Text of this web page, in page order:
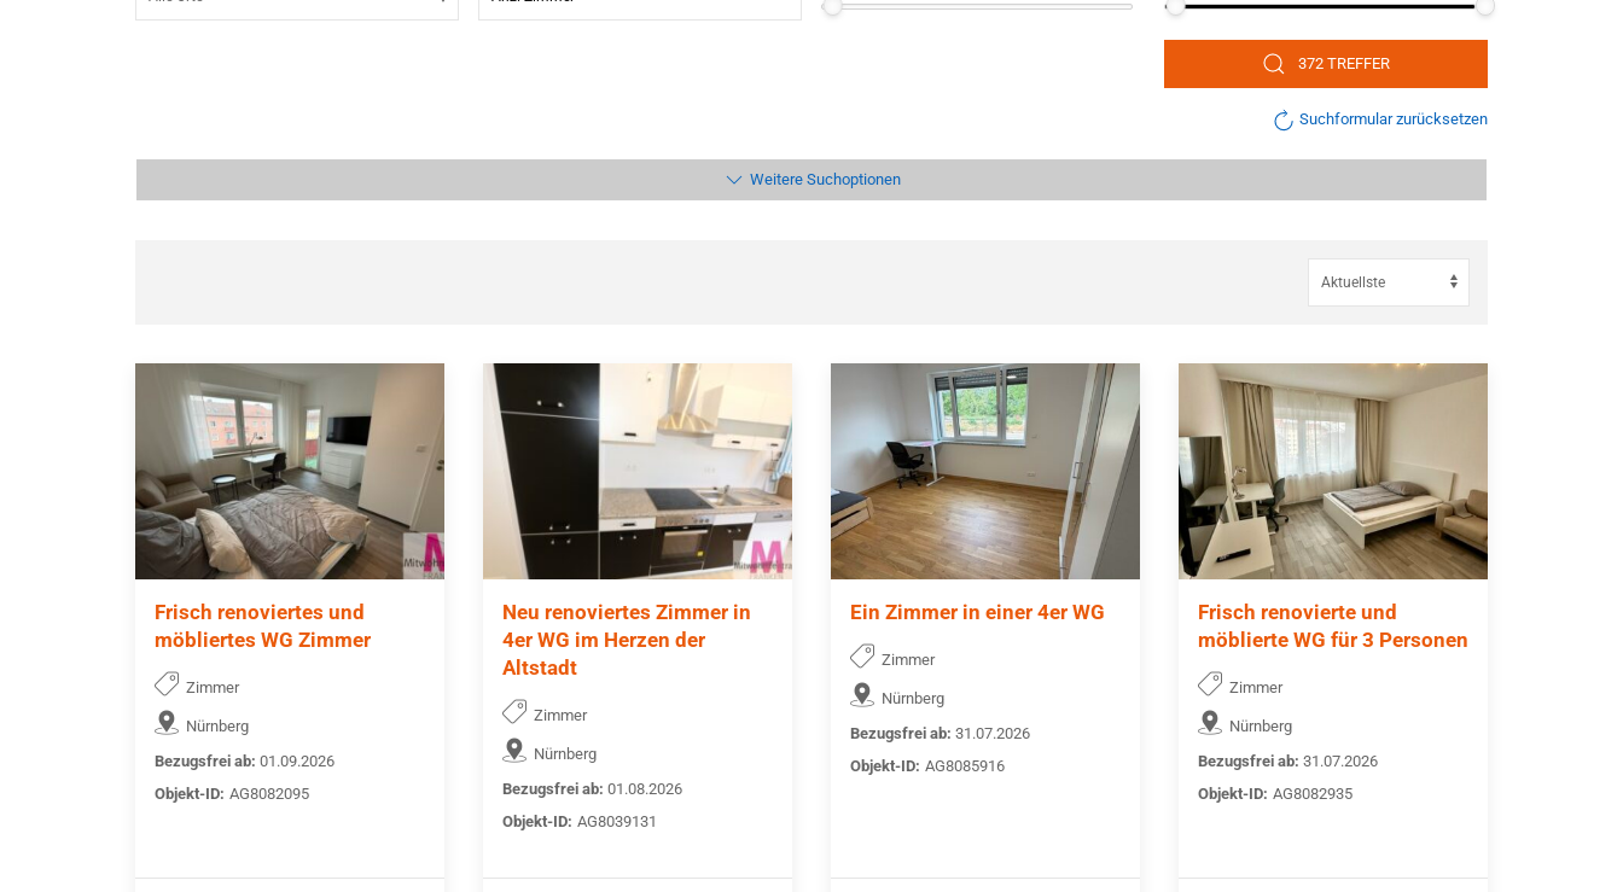
372 TREFFER
Suchformular zurücksetzen
Weitere Suchoptionen
Frisch renoviertes und
möbliertes WG Zimmer
Zimmer
Nürnberg
Bezugsfrei ab: 01.09.2026
Objekt-ID: AG8082095
Neu renoviertes Zimmer in
4er WG im Herzen der
Altstadt
Zimmer
Nürnberg
Bezugsfrei ab: 01.08.2026
Objekt-ID: AG8039131
Ein Zimmer in einer 4er WG
Zimmer
Nürnberg
Bezugsfrei ab: 31.07.2026
Objekt-ID: AG8085916
Frisch renovierte und
möblierte WG für 3 Personen
Zimmer
Nürnberg
Bezugsfrei ab: 31.07.2026
Objekt-ID: AG8082935